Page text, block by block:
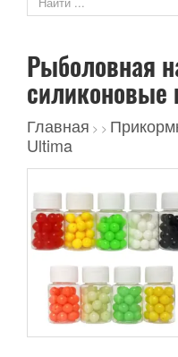
Рыболовная
Главная > >
Ultima